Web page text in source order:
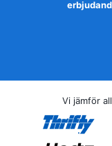
Vi jämför